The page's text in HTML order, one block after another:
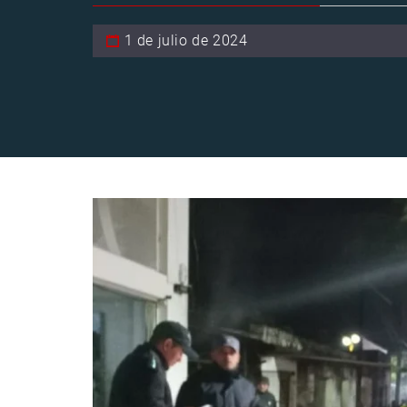
1 de julio de 2024